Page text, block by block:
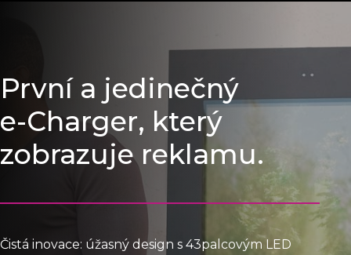
První a jedinečný
e-Charger, který
zobrazuje reklamu.
Čistá inovace: úžasný design s 43palcovým LED